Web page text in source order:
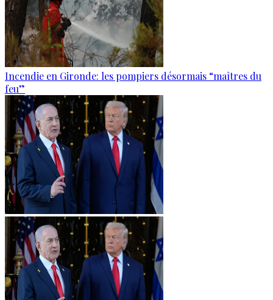
Incendie en Gironde: les pompiers désormais “maîtres du
feu”